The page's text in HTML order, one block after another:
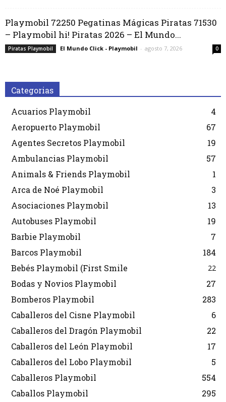
Playmobil 72250 Pegatinas Mágicas Piratas 71530
– Playmobil hi! Piratas 2026 – El Mundo...
Piratas Playmobil El Mundo Click - Playmobil - agosto 7, 2026 0
Categorias
Acuarios Playmobil
4
Aeropuerto Playmobil
67
Agentes Secretos Playmobil
19
Ambulancias Playmobil
57
Animals & Friends Playmobil
1
Arca de Noé Playmobil
3
Asociaciones Playmobil
13
Autobuses Playmobil
19
Barbie Playmobil
7
Barcos Playmobil
184
Bebés Playmobil (First Smile
22
Bodas y Novios Playmobil
27
Bomberos Playmobil
283
Caballeros del Cisne Playmobil
6
Caballeros del Dragón Playmobil
22
Caballeros del León Playmobil
17
Caballeros del Lobo Playmobil
5
Caballeros Playmobil
554
Caballos Playmobil
295